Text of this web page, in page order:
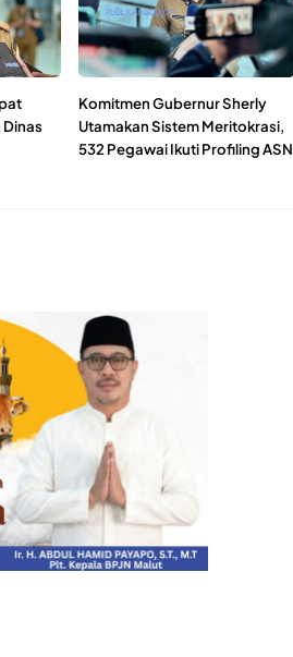
Komitmen Gubernur Sherly
Utamakan Sistem Meritokrasi,
532 Pegawai Ikuti Profiling ASN